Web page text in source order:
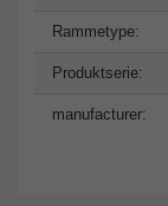
Rammetype:
Produktserie:
manufacturer: